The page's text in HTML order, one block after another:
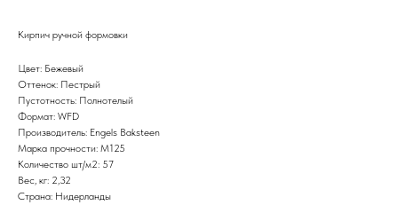
Кирпич ручной формовки
Цвет: Бежевый
Оттенок: Пестрый
Пустотность: Полнотелый
Формат: WFD
Производитель: Engels Baksteen
Марка прочности: M125
Количество шт/м2: 57
Вес, кг: 2,32
Страна: Нидерланды